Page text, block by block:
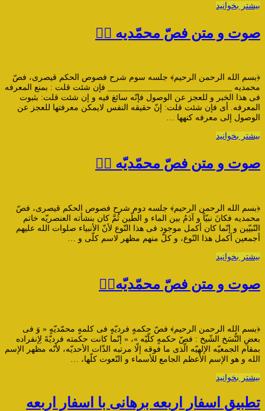
بیشتر بخوانید
صوت و متن فصّ محمّدیه ۳️⃣
﴿بسم الله الرحمن الرحیم﴾ جلسه سوم شرح فصوص الحکم قیصری، فصّ
محمدیه ______________________________ فإن شئت قلت : بمنع المعرفه
فی هذا الخبر و للعجز عن الوصول فإنّه سائغ فیه و إن شئت قلت: بثبوت
المعرفه. أی فإن شئت قلت: إنّ حقیقه النفس لایمکن معرفتها للعجز عن
الوصول إلی معرفه کنهها …
بیشتر بخوانید
صوت و متن فصّ محمّدیّه ۲️⃣
﴿بسم الله الرحمن الرحیم﴾ جلسه دوم شرح فصوص الحکم قیصری، فصّ
محمدیه فکانَ نبیّاً و آدَمُ بین الماء و الطّین ثُمَّ کان بنشأته العنصریّه خاتم
النّبیّین و إنّما کان أکمل موجود فی هذا النّوع لأنّ الأنبیاء صلوات الله علیهم
أجمعین أکمل هذا النّوع، و کلّ منهم مظهر لاسم کلّی و …
بیشتر بخوانید
صوت و متن فصّ محمّدیّه۱️⃣
﴿بسم الله الرحمن الرحیم﴾ فصّ حکمهٍ فردیّهٍ فی کلمهٍ محمّدیّهٍ « وَ فی
بعضِ النُّسَخ الشّیخ : فصّ حکمهٍ کلّیّه »، « إنّما کانت حکمته فردیّهً لِإنفراده
بمقام الجمعیّه الإلهیّه الّذی ما فوقه إلّا مرتبه الذّات الأحدیّه، لأنّه مظهر الإسم
الله و هو الإسم الأعظم الجامع للأسماء و النّعوت کلّها، …
بیشتر بخوانید
تطبیق اسفار اربعه برهانی با اسفار اربعه